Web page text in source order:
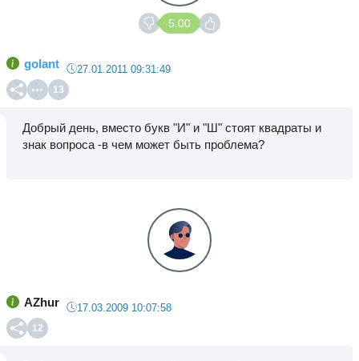
5.00
golant 27.01.2011 09:31:49
13
Добрый день, вместо букв "И" и "Ш" стоят квадраты и
знак вопроса -в чем может быть проблема?
AZhur 17.03.2009 10:07:58
12